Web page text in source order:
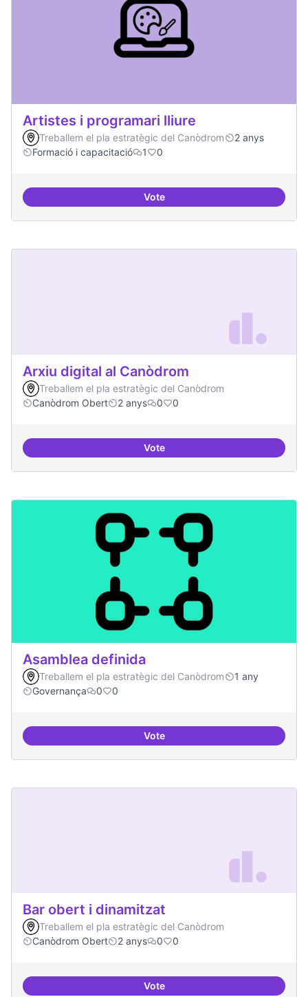
Artistes i programari lliure
Treballem el pla estratègic del Canòdrom
2 anys
Formació i capacitació
1 0
VoteArtistes i programari lliure
Arxiu digital al Canòdrom
Treballem el pla estratègic del Canòdrom
Canòdrom Obert
2 anys 0 0
VoteArxiu digital al Canòdrom
Asamblea definida
Treballem el pla estratègic del Canòdrom
1 any
Governança
0 0
VoteAsamblea definida
Bar obert i dinamitzat
Treballem el pla estratègic del Canòdrom
Canòdrom Obert
2 anys 0 0
VoteBar obert i dinamitzat